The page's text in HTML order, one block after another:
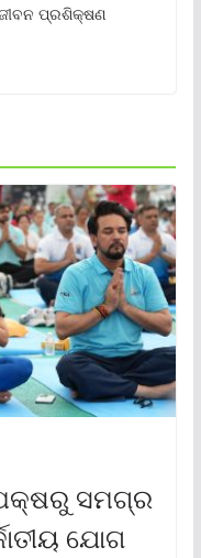
ପ୍ରଶିକ୍ଷଣ
ସମଗ୍ର
ଯୋଗ